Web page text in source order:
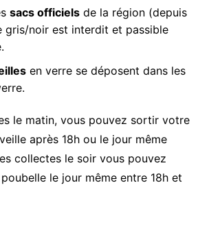
sacs officielsde la région (depuis
gris/noir est interdit et passible
en verre se déposent dans les
le matin, vous pouvez sortir votre
après 18h ou le jour même
collectes le soir vous pouvez
le jour même entre 18h et